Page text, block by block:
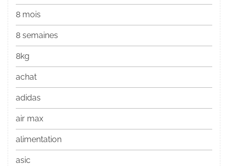
8 mois
8 semaines
8kg
achat
adidas
air max
alimentation
asic